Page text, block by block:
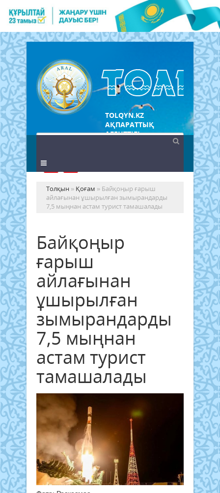
TOLQYN.KZ
АҚПАРАТТЫҚ
АГЕНТТІГІ
Толқын » Қоғам » Байқоңыр ғарыш
айлағынан ұшырылған зымырандарды
7,5 мыңнан астам турист тамашалады
Байқоңыр
ғарыш
айлағынан
ұшырылған
зымырандарды
7,5 мыңнан
астам турист
тамашалады